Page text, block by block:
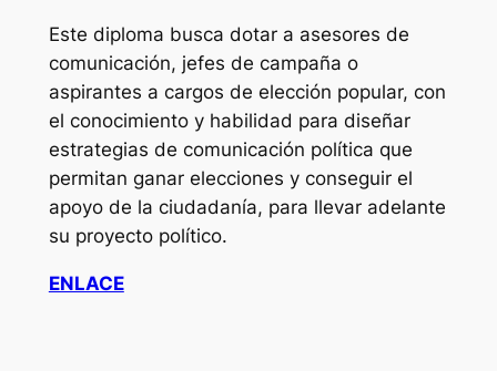
Este diploma busca dotar a asesores de
comunicación, jefes de campaña o
aspirantes a cargos de elección popular, con
el conocimiento y habilidad para diseñar
estrategias de comunicación política que
permitan ganar elecciones y conseguir el
apoyo de la ciudadanía, para llevar adelante
su proyecto político.
ENLACE